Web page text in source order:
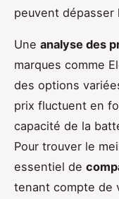
peuvent dépasser
Une analyse des
marques comme
des options
prix fluctuent en
capacité de la
Pour trouver le
essentiel de
tenant compte de